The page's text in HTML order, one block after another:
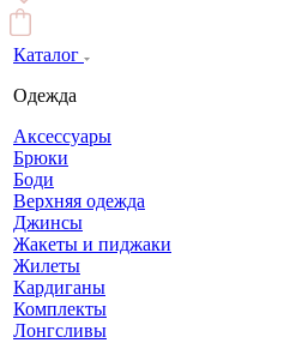
Каталог
Одежда
Аксессуары
Брюки
Боди
Верхняя одежда
Джинсы
Жакеты и пиджаки
Жилеты
Кардиганы
Комплекты
Лонгсливы